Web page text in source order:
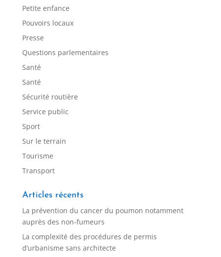
Petite enfance
Pouvoirs locaux
Presse
Questions parlementaires
Santé
Santé
Sécurité routière
Service public
Sport
Sur le terrain
Tourisme
Transport
Articles récents
La prévention du cancer du poumon notamment
auprès des non-fumeurs
La complexité des procédures de permis
d’urbanisme sans architecte